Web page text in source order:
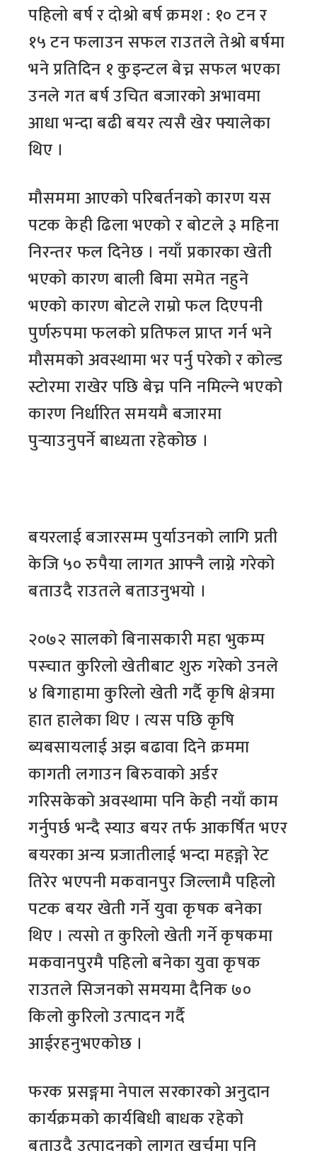
पहिलो बर्ष र दोश्रो बर्ष क्रमश : १० टन र
१५ टन फलाउन सफल राउतले तेश्रो बर्षमा
भने प्रतिदिन १ कुइन्टल बेच्न सफल भएका
उनले गत बर्ष उचित बजारको अभावमा
आधा भन्दा बढी बयर त्यसै खेर फ्यालेका
थिए ।
मौसममा आएको परिबर्तनको कारण यस
पटक केही ढिला भएको र बोटले ३ महिना
निरन्तर फल दिनेछ । नयाँ प्रकारका खेती
भएको कारण बाली बिमा समेत नहुने
भएको कारण बोटले राम्रो फल दिएपनी
पुर्णरुपमा फलको प्रतिफल प्राप्त गर्न भने
मौसमको अवस्थामा भर पर्नु परेको र कोल्ड
स्टोरमा राखेर पछि बेच्न पनि नमिल्ने भएको
कारण निर्धारित समयमै बजारमा
पुर्‍याउनुपर्ने बाध्यता रहेकोछ ।
बयरलाई बजारसम्म पुर्याउनको लागि प्रती
केजि ५० रुपैया लागत आफ्नै लाग्ने गरेको
बताउदै राउतले बताउनुभयो ।
२०७२ सालको बिनासकारी महा भुकम्प
पस्चात कुरिलो खेतीबाट शुरु गरेको उनले
४ बिगाहामा कुरिलो खेती गर्दै कृषि क्षेत्रमा
हात हालेका थिए । त्यस पछि कृषि
ब्यबसायलाई अझ बढावा दिने क्रममा
कागती लगाउन बिरुवाको अर्डर
गरिसकेको अवस्थामा पनि केही नयाँ काम
गर्नुपर्छ भन्दै स्याउ बयर तर्फ आकर्षित भएर
बयरका अन्य प्रजातीलाई भन्दा महङ्गो रेट
तिरेर भएपनी मकवानपुर जिल्लामै पहिलो
पटक बयर खेती गर्ने युवा कृषक बनेका
थिए । त्यसो त कुरिलो खेती गर्ने कृषकमा
मकवानपुरमै पहिलो बनेका युवा कृषक
राउतले सिजनको समयमा दैनिक ७०
किलो कुरिलो उत्पादन गर्दै
आईरहनुभएकोछ ।
फरक प्रसङ्गमा नेपाल सरकारको अनुदान
कार्यक्रमको कार्यबिधी बाधक रहेको